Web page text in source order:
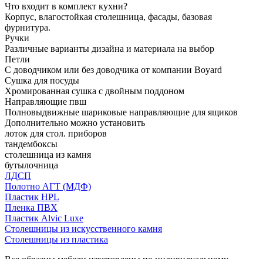
Что входит в комплект кухни?
Корпус, влагостойкая столешница, фасады, базовая
фурнитура.
Ручки
Различные варианты дизайна и материала на выбор
Петли
С доводчиком или без доводчика от компании Boyard
Сушка для посуды
Хромированная сушка с двойным поддоном
Направляющие пвш
Полновыдвижные шариковые направляющие для ящиков
Дополнительно можно установить
лоток для стол. приборов
тандембоксы
столешница из камня
бутылочница
ЛДСП
Полотно АГТ (МДФ)
Пластик HPL
Пленка ПВХ
Пластик Alvic Luxe
Столешницы из искусственного камня
Столешницы из пластика